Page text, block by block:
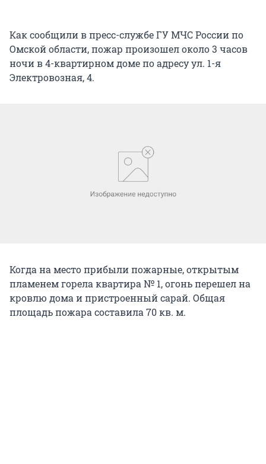
Как сообщили в пресс-службе ГУ МЧС России по
Омской области, пожар произошел около 3 часов
ночи в 4-квартирном доме по адресу ул. 1-я
Электровозная, 4.
Когда на место прибыли пожарные, открытым
пламенем горела квартира № 1, огонь перешел на
кровлю дома и пристроенный сарай. Общая
площадь пожара составила 70 кв. м.